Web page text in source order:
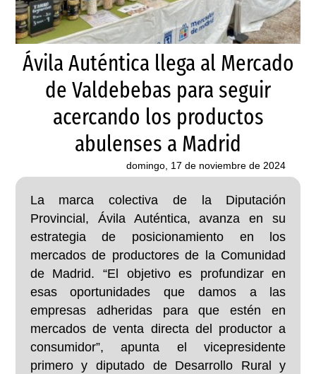
Ávila Auténtica llega al Mercado
de Valdebebas para seguir
acercando los productos
abulenses a Madrid
domingo, 17 de noviembre de 2024
La marca colectiva de la Diputación
Provincial, Ávila Auténtica, avanza en su
estrategia de posicionamiento en los
mercados de productores de la Comunidad
de Madrid. “El objetivo es profundizar en
esas oportunidades que damos a las
empresas adheridas para que estén en
mercados de venta directa del productor a
consumidor”, apunta el vicepresidente
primero y diputado de Desarrollo Rural y